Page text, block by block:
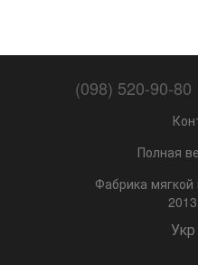
(098) 520-90-80
Полная
Фабрика
Укр